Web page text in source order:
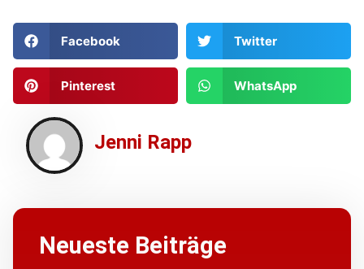
Facebook Twitter
Pinterest WhatsApp
Jenni Rapp
Neueste Beiträge